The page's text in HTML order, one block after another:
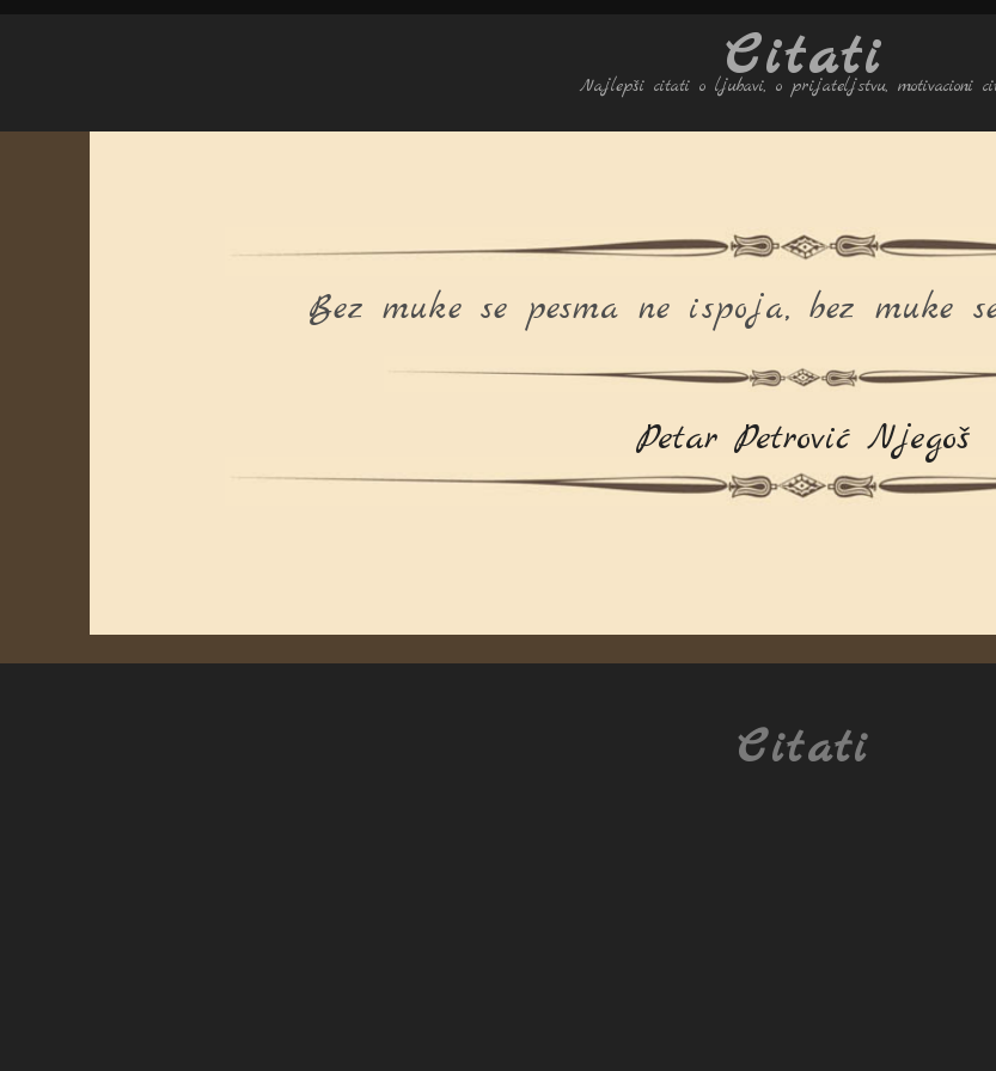
Citati
Najlepši citati o ljubavi, o prijateljstvu, motivacioni
Bez muke se pesma ne ispoja, bez muke
Petar Petrović Njegoš
Citati